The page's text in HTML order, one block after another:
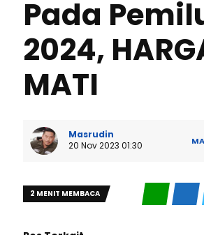
Pada
2024,
MATI
Masrudin
20 Nov 2023 01:30
2 MENIT MEMBACA